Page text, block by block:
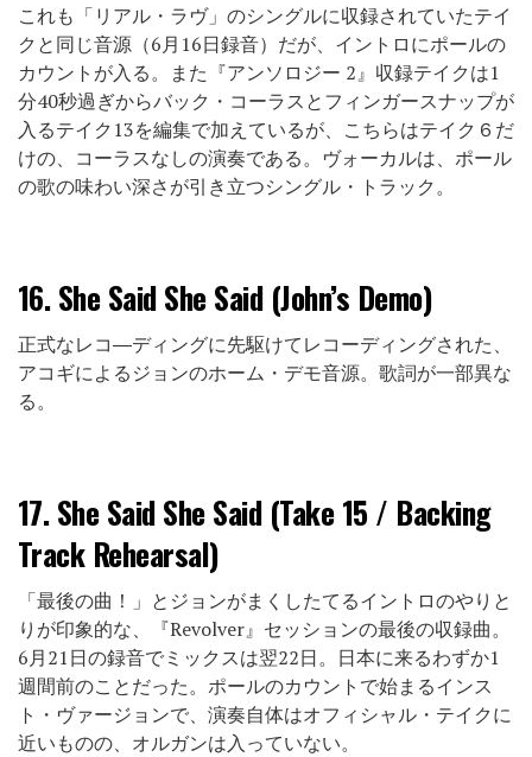
これも「リアル・ラヴ」のシングルに収録されていたテイ
クと同じ音源（6月16日録音）だが、イントロにポールの
カウントが入る。また『アンソロジー 2』収録テイクは1
分40秒過ぎからバック・コーラスとフィンガースナップが
入るテイク13を編集で加えているが、こちらはテイク６だ
けの、コーラスなしの演奏である。ヴォーカルは、ポール
の歌の味わい深さが引き立つシングル・トラック。
16.She Said She Said (John’s Demo)
正式なレコ―ディングに先駆けてレコーディングされた、
アコギによるジョンのホーム・デモ音源。歌詞が一部異な
る。
17.She Said She Said (Take 15 / Backing
Track Rehearsal)
「最後の曲！」とジョンがまくしたてるイントロのやりと
りが印象的な、『Revolver』セッションの最後の収録曲。
6月21日の録音でミックスは翌22日。日本に来るわずか1
週間前のことだった。ポールのカウントで始まるインス
ト・ヴァージョンで、演奏自体はオフィシャル・テイクに
近いものの、オルガンは入っていない。